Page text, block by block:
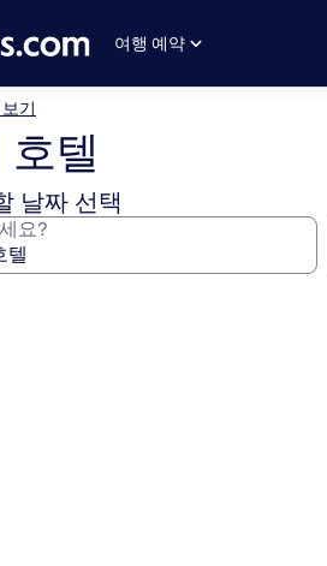
여행 예약
기
호텔
날짜 선택
요?